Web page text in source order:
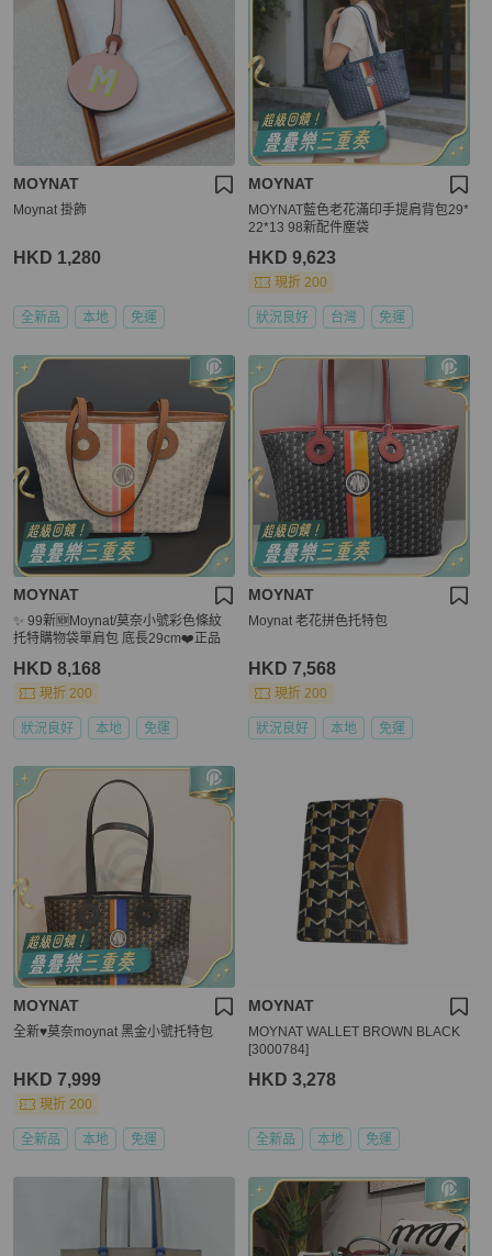
MOYNAT
Moynat 掛飾
HKD 1,280
全新品 本地 免運
MOYNAT
MOYNAT藍色老花滿印手提肩背包29*
22*13 98新配件塵袋
HKD 9,623
現折 200
狀況良好 台灣 免運
MOYNAT
✨ 99新🆕Moynat/莫奈小號彩色條紋
托特購物袋單肩包 底長29cm❤️正品
HKD 8,168
現折 200
狀況良好 本地 免運
MOYNAT
Moynat 老花拼色托特包
HKD 7,568
現折 200
狀況良好 本地 免運
MOYNAT
全新♥️莫奈moynat 黑金小號托特包
HKD 7,999
現折 200
全新品 本地 免運
MOYNAT
MOYNAT WALLET BROWN BLACK
[3000784]
HKD 3,278
全新品 本地 免運